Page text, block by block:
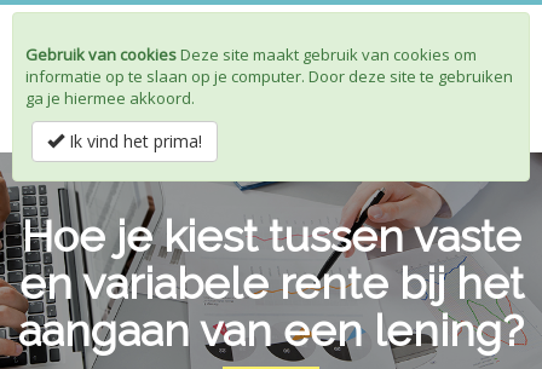
Toggle
Hoe je kiest tussen vaste
en variabele rente bij het
aangaan van een lening?
Gebruik van cookiesDeze site maakt gebruik van cookies om
informatie op te slaan op je computer. Door deze site te gebruiken
ga je hiermee akkoord.
Ik vind het prima!